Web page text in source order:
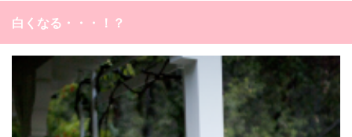
白くなる・・・！？